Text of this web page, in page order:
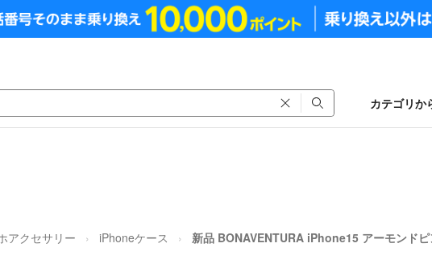
カテゴリか
アクセサリー iPhoneケース 新品 BONAVENTURA iPhone15 アーモンドピ